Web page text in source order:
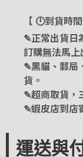
【 🕛到貨時
✎正常出貨日
訂購無法馬上
✎黑貓、郵局
貨。
✎超商取貨，
✎蝦皮店到店
運送與